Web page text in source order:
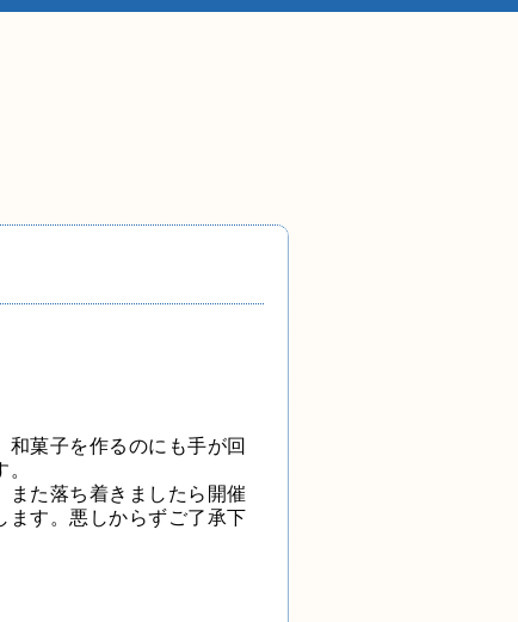
菓子を作るのにも手が回
た落ち着きましたら開催
ます。悪しからずご了承下